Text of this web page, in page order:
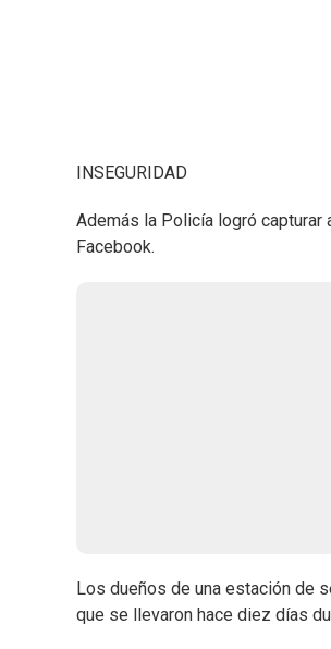
INSEGURIDAD
Además la Policía logró capturar
Facebook.
Los dueños de una estación de
que se llevaron hace diez días